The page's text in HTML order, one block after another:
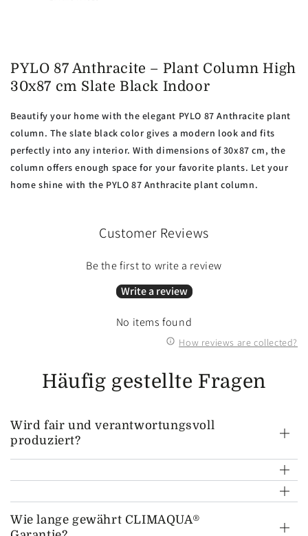
PYLO 87 Anthracite – Plant Column High
30x87 cm Slate Black Indoor
Beautify your home with the elegant PYLO 87 Anthracite plant
column. The slate black color gives a modern look and fits
perfectly into any interior. With dimensions of 30x87 cm, the
column offers enough space for your favorite plants. Let your
home shine with the PYLO 87 Anthracite plant column.
Customer Reviews
Be the first to write a review
Write a review
No items found
How reviews are collected?
Häufig gestellte Fragen
Wird fair und verantwortungsvoll
produziert?
Wie lange gewährt CLIMAQUA®